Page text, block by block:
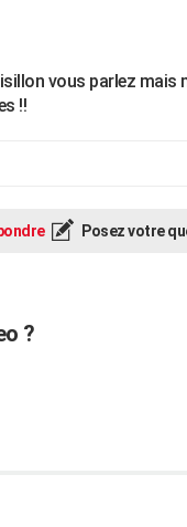
vous parlez mais
!!
Posez votre
?